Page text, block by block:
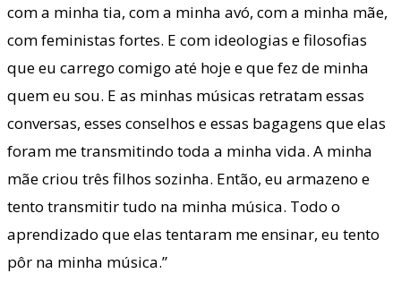
com a minha tia, com a minha avó, com a minha mãe,
com feministas fortes. E com ideologias e filosofias
que eu carrego comigo até hoje e que fez de minha
quem eu sou. E as minhas músicas retratam essas
conversas, esses conselhos e essas bagagens que elas
foram me transmitindo toda a minha vida. A minha
mãe criou três filhos sozinha. Então, eu armazeno e
tento transmitir tudo na minha música. Todo o
aprendizado que elas tentaram me ensinar, eu tento
pôr na minha música.”